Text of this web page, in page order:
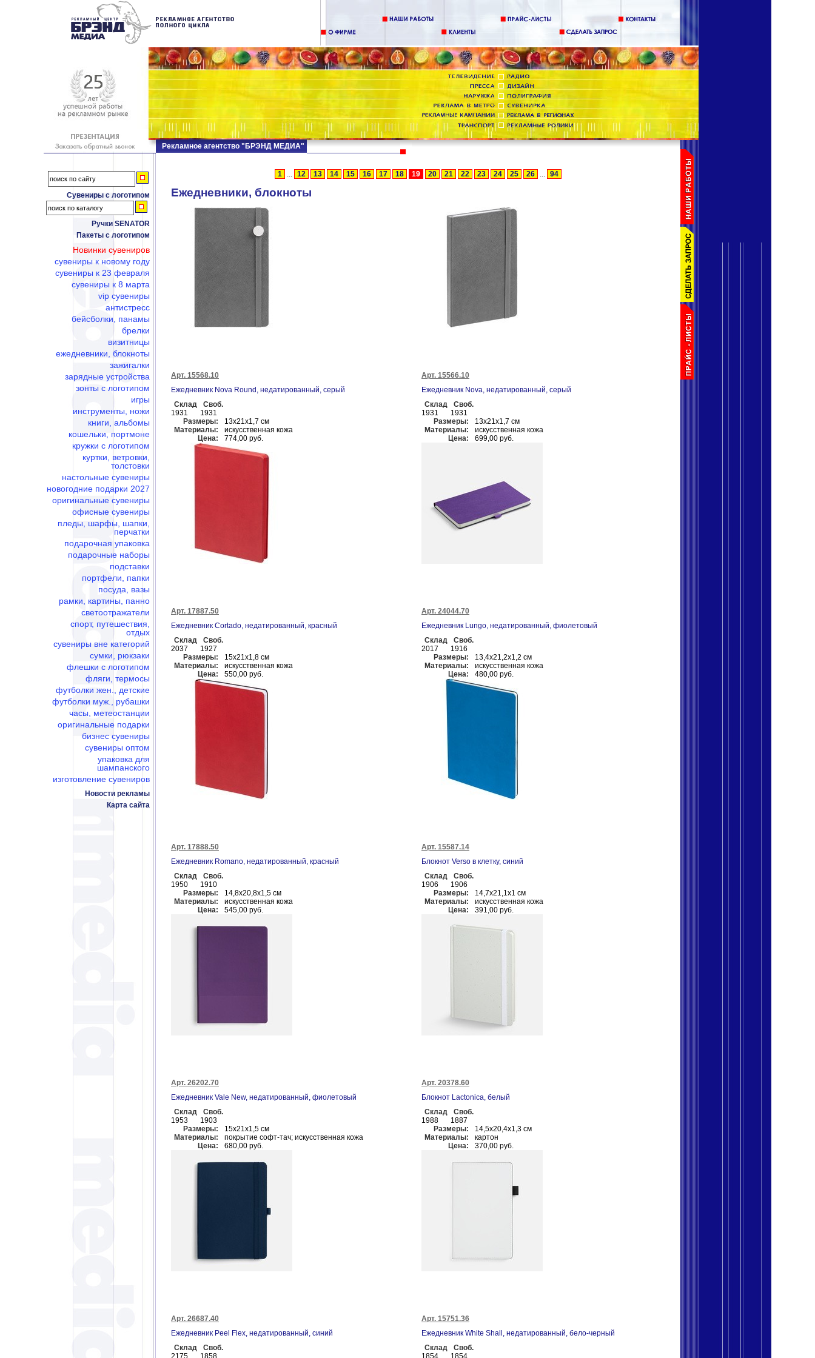
Сувениры с логотипом
Ручки SENATOR
Пакеты с логотипом
Новинки сувениров
сувениры к новому году
сувениры к 23 февраля
сувениры к 8 марта
vip сувениры
антистресс
бейсболки, панамы
брелки
визитницы
ежедневники, блокноты
зажигалки
зарядные устройства
зонты с логотипом
игры
инструменты, ножи
книги, альбомы
кошельки, портмоне
кружки с логотипом
куртки, ветровки,
толстовки
настольные сувениры
новогодние подарки 2027
оригинальные сувениры
офисные сувениры
пледы, шарфы, шапки,
перчатки
подарочная упаковка
подарочные наборы
подставки
портфели, папки
посуда, вазы
рамки, картины, панно
светоотражатели
спорт, путешествия,
отдых
сувениры вне категорий
сумки, рюкзаки
флешки c логотипом
фляги, термосы
футболки жен., детские
футболки муж., рубашки
часы, метеостанции
оригинальные подарки
бизнес сувениры
сувениры оптом
упаковка для
шампанского
изготовление сувениров
Новости рекламы
Карта сайта
Рекламное агентство "БРЭНД МЕДИА"
1 ... 12 13 14 15 16 17 18 19 20 21 22 23 24 25 26 ... 94
Ежедневники, блокноты
Арт. 15568.10
Ежедневник Nova Round, недатированный, серый
Склад
Своб.
1931
1931
Размеры:
13х21х1,7 см
Материалы:
искусственная кожа
Цена:
774,00 руб.
Арт. 15566.10
Ежедневник Nova, недатированный, серый
Склад
Своб.
1931
1931
Размеры:
13х21х1,7 см
Материалы:
искусственная кожа
Цена:
699,00 руб.
Арт. 17887.50
Ежедневник Cortado, недатированный, красный
Склад
Своб.
2037
1927
Размеры:
15х21х1,8 см
Материалы:
искусственная кожа
Цена:
550,00 руб.
Арт. 24044.70
Ежедневник Lungo, недатированный, фиолетовый
Склад
Своб.
2017
1916
Размеры:
13,4х21,2х1,2 см
Материалы:
искусственная кожа
Цена:
480,00 руб.
Арт. 17888.50
Ежедневник Romano, недатированный, красный
Склад
Своб.
1950
1910
Размеры:
14,8х20,8х1,5 см
Материалы:
искусственная кожа
Цена:
545,00 руб.
Арт. 15587.14
Блокнот Verso в клетку, синий
Склад
Своб.
1906
1906
Размеры:
14,7х21,1х1 см
Материалы:
искусственная кожа
Цена:
391,00 руб.
Арт. 26202.70
Ежедневник Vale New, недатированный, фиолетовый
Склад
Своб.
1953
1903
Размеры:
15х21х1,5 см
Материалы:
покрытие софт-тач; искусственная кожа
Цена:
680,00 руб.
Арт. 20378.60
Блокнот Lactonica, белый
Склад
Своб.
1988
1887
Размеры:
14,5х20,4х1,3 см
Материалы:
картон
Цена:
370,00 руб.
Арт. 26687.40
Ежедневник Peel Flex, недатированный, синий
Склад
Своб.
Арт. 15751.36
Ежедневник White Shall, недатированный, бело-черный
Склад
Своб.